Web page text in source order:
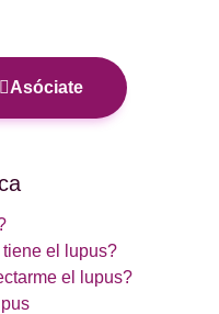
Asóciate
el lupus?
el lupus?